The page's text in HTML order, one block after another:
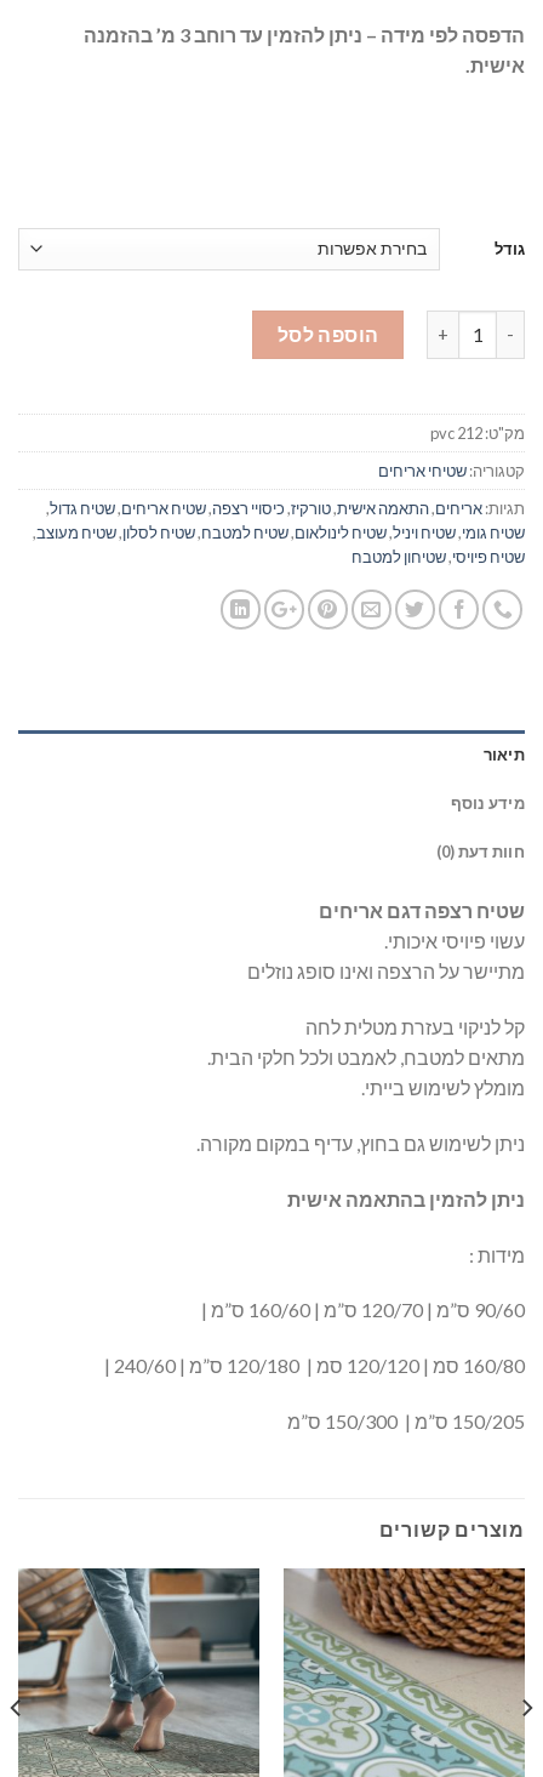
הדפסה לפי מידה – ניתן להזמין עד רוחב 3 מ’ בהזמנה
אישית.
גודל
כמות של מדריד תכלת וירקרק - שטיח רצפה פיויסי - #212
הוספה לסל
מק"ט:pvc 212
קטגוריה:שטיחי אריחים
תגיות:אריחים,התאמה אישית,טורקיז,כיסויי רצפה,שטיח אריחים,שטיח גדול,
שטיח גומי,שטיח ויניל,שטיח לינולאום,שטיח למטבח,שטיח לסלון,שטיח מעוצב,
שטיח פיויסי,שטיחון למטבח
תיאור
מידע נוסף
חוות דעת (0)
שטיח רצפה דגם אריחים
עשוי פיויסי איכותי.
מתיישר על הרצפה ואינו סופג נוזלים
קל לניקוי בעזרת מטלית לחה
מתאים למטבח, לאמבט ולכל חלקי הבית.
מומלץ לשימוש בייתי.
ניתן לשימוש גם בחוץ, עדיף במקום מקורה.
ניתן להזמין בהתאמה אישית
מידות :
90/60 ס”מ | 120/70 ס”מ | 160/60 ס”מ |
160/80 סמ | 120/120 סמ | 120/180 ס”מ | 240/60 |
150/205 ס”מ | 150/300 ס”מ
מוצרים קשורים